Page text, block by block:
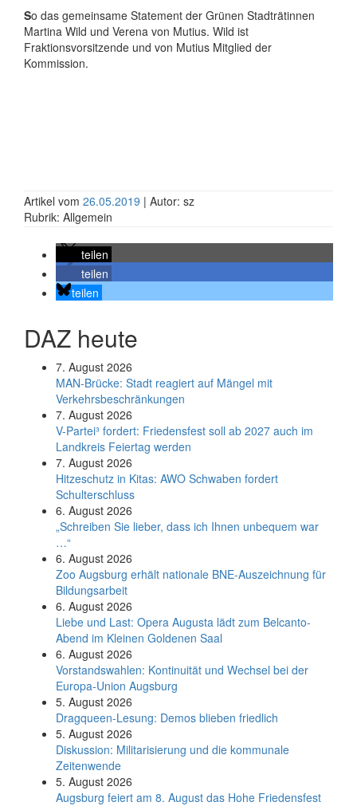
So das gemeinsame Statement der Grünen Stadträtinnen
Martina Wild und Verena von Mutius. Wild ist
Fraktionsvorsitzende und von Mutius Mitglied der
Kommission.
Artikel vom 26.05.2019 | Autor: sz
Rubrik: Allgemein
teilen
teilen
teilen
DAZ heute
7. August 2026
MAN-Brücke: Stadt reagiert auf Mängel mit
Verkehrsbeschränkungen
7. August 2026
V-Partei­³ fordert: Friedens­fest soll ab 2027 auch im
Land­kreis Feier­tag werden
7. August 2026
Hitzeschutz in Kitas: AWO Schwaben fordert
Schulterschluss
6. August 2026
„Schreiben Sie lieber, dass ich Ihnen unbequem war
…“
6. August 2026
Zoo Augsburg erhält nationale BNE-Auszeichnung für
Bildungsarbeit
6. August 2026
Liebe und Last: Opera Augusta lädt zum Belcanto-
Abend im Kleinen Goldenen Saal
6. August 2026
Vorstandswahlen: Kontinuität und Wechsel bei der
Europa-Union Augsburg
5. August 2026
Dragqueen-Lesung: Demos blieben friedlich
5. August 2026
Diskussion: Mi­li­ta­ri­sie­rung und die kommunale
Zeitenwende
5. August 2026
Augsburg feiert am 8. August das Hohe Friedensfest